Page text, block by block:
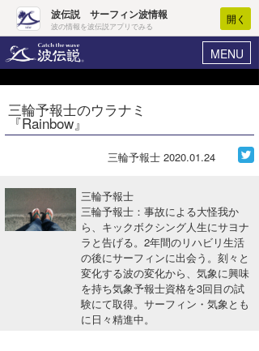
波伝説 サーフィン波情報
波の情報を波伝説アプリでみる
開く
MENU
ヘルプ マイホーム
ログイン
波情報･概況
WAVE HUNTER 波予想ツール
サーフィンエリアガイド
三輪予報士のウラナミ
『Rainbow』
三輪予報士 2020.01.24
三輪予報士
三輪予報士：事故による大怪我か
ら、キックボクシング人生にサヨナ
ラと告げる。2年間のリハビリ生活
の後にサーフィンに出会う。刻々と
変化する波の変化から、気象に興味
を持ち気象予報士資格を3回目の試
験にて取得。サーフィン・気象とも
に日々精進中。
Core Surf Japan
アート＆エンタメ
ショップ情報